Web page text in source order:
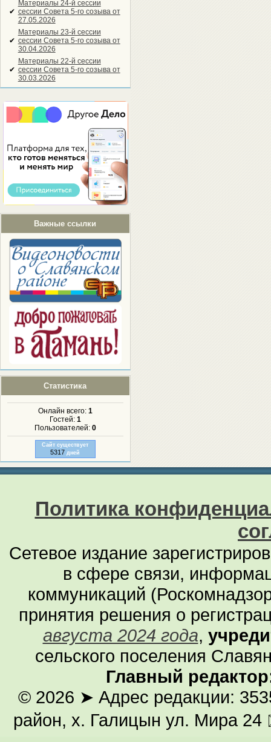
✔
Материалы 24-й сессии
сессии Совета 5-го созыва от
27.05.2026
✔
Материалы 23-й сессии
сессии Совета 5-го созыва от
30.04.2026
✔
Материалы 22-й сессии
сессии Совета 5-го созыва от
30.03.2026
Важные ссылки
Статистика
Онлайн всего: 1
Гостей: 1
Пользователей: 0
Сайт существует
5317 дней
Политика
Сетевое издание
в сфере связи,
коммуникаций
принятия решения о
августа 2024 года,
сельского поселения
Главный
© 2026 ➤ Адрес редакции:
район, х. Галицын ул. Мира